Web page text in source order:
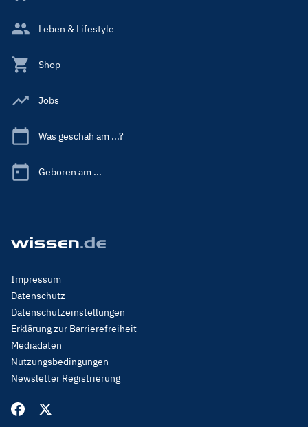
Leben & Lifestyle
Shop
Jobs
Was geschah am ...?
Geboren am ...
Footer
Menu
Legal
Impressum
Datenschutz
Datenschutzeinstellungen
Erklärung zur Barrierefreiheit
Mediadaten
Nutzungsbedingungen
Newsletter Registrierung